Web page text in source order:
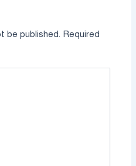
be published. Required